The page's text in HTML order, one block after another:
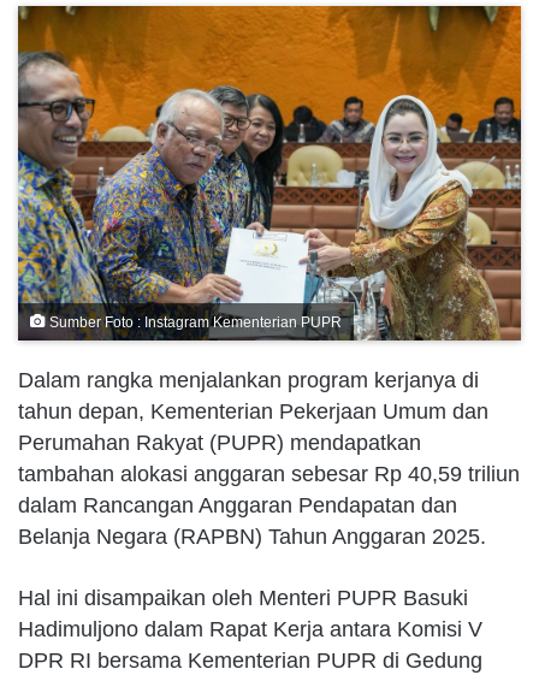
Sumber Foto : Instagram Kementerian PUPR
Dalam rangka menjalankan program kerjanya di
tahun depan, Kementerian Pekerjaan Umum dan
Perumahan Rakyat (PUPR) mendapatkan
tambahan alokasi anggaran sebesar Rp 40,59 triliun
dalam Rancangan Anggaran Pendapatan dan
Belanja Negara (RAPBN) Tahun Anggaran 2025.
Hal ini disampaikan oleh Menteri PUPR Basuki
Hadimuljono dalam Rapat Kerja antara Komisi V
DPR RI bersama Kementerian PUPR di Gedung